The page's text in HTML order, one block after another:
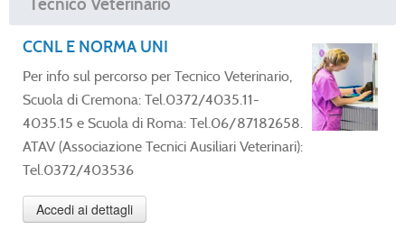
Tecnico Veterinario
CCNL E NORMA UNI
Per info sul percorso per Tecnico Veterinario,
Scuola di Cremona: Tel.0372/4035.11-
4035.15 e Scuola di Roma: Tel.06/87182658.
ATAV (Associazione Tecnici Ausiliari Veterinari):
Tel.0372/403536
Accedi ai dettagli